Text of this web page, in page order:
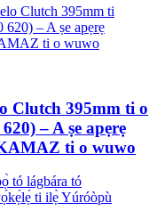
Clutch 395mm ti o
– A ṣe apẹrẹ
ti o wuwo